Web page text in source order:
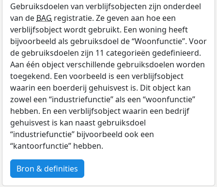
Gebruiksdoelen van verblijfsobjecten zijn onderdeel
van de BAG registratie. Ze geven aan hoe een
verblijfsobject wordt gebruikt. Een woning heeft
bijvoorbeeld als gebruiksdoel de “Woonfunctie”. Voor
de gebruiksdoelen zijn 11 categorieën gedefinieerd.
Aan één object verschillende gebruiksdoelen worden
toegekend. Een voorbeeld is een verblijfsobject
waarin een boerderij gehuisvest is. Dit object kan
zowel een “industriefunctie” als een “woonfunctie”
hebben. En een verblijfsobject waarin een bedrijf
gehuisvest is kan naast gebruiksdoel
“industriefunctie” bijvoorbeeld ook een
“kantoorfunctie” hebben.
Bron & definities